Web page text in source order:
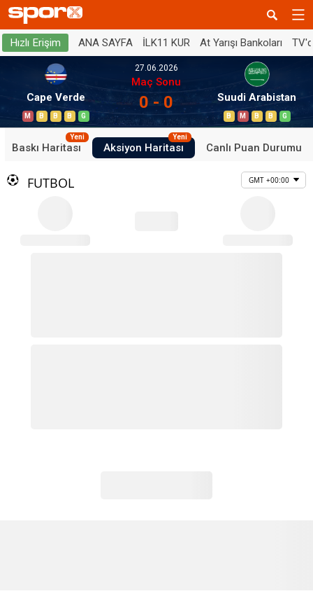
Hızlı Erişim ANA SAYFA İLK11 KUR At Yarışı Bankoları
Cape Verde
M B B B G
27.06.2026
Maç Sonu
0 - 0 Suudi Arabistan
B M B B G
Baskı Haritası
Yeni
Aksiyon Haritası
Yeni
Canlı Puan Durumu
FUTBOL GMT +00:00